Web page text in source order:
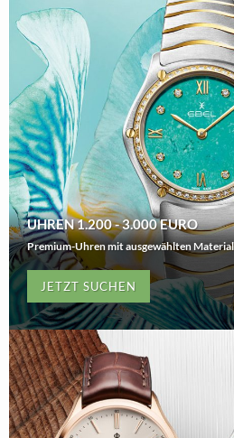
UHREN 1.200 - 3.000 EURO
Premium-Uhren mit ausgewählten
JETZT SUCHEN